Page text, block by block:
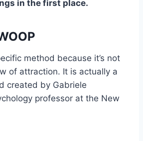
in the first place.
method because it’s not
of attraction. It is actually a
created by Gabriele
professor at the New